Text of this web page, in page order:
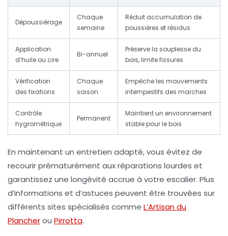
Dépoussiérage
Chaque
semaine
Réduit accumulation de
poussières et résidus
Application
d’huile ou cire
Bi-annuel
Préserve la souplesse du
bois, limite fissures
Vérification
des fixations
Chaque
saison
Empêche les mouvements
intempestifs des marches
Contrôle
hygrométrique
Permanent
Maintient un environnement
stable pour le bois
En maintenant un entretien adapté, vous évitez de
recourir prématurément aux réparations lourdes et
garantissez une longévité accrue à votre escalier. Plus
d’informations et d’astuces peuvent être trouvées sur
différents sites spécialisés comme L’Artisan du
Plancherou Pirrotta.